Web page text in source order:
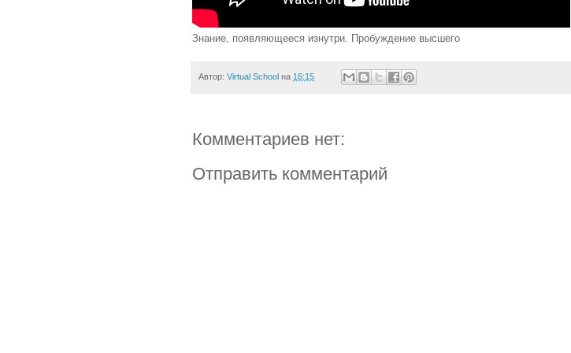
Знание, появляющееся изнутри. Пробуждение высшего
Автор: Virtual School на 16:15
Комментариев нет:
Отправить комментарий